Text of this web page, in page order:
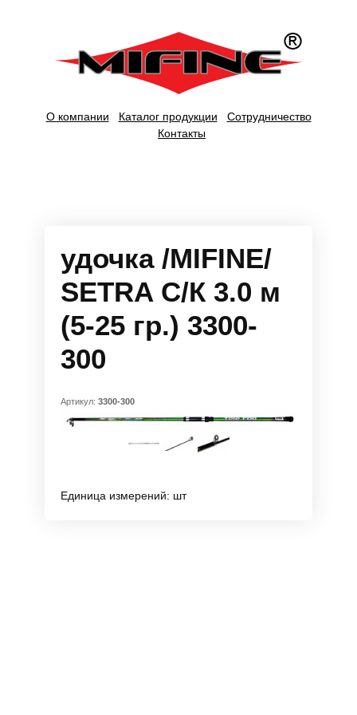
О компании Каталог продукции
Сотрудничество
Контакты
удочка /MIFINE/
SETRA С/К 3.0 м
(5-25 гр.) 3300-
300
Артикул: 3300-300
Единица измерений: шт